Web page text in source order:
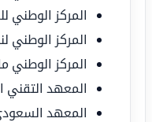
المركز الوطني
المركز الوطني
المركز الوطني
المعهد التقني
المعهد